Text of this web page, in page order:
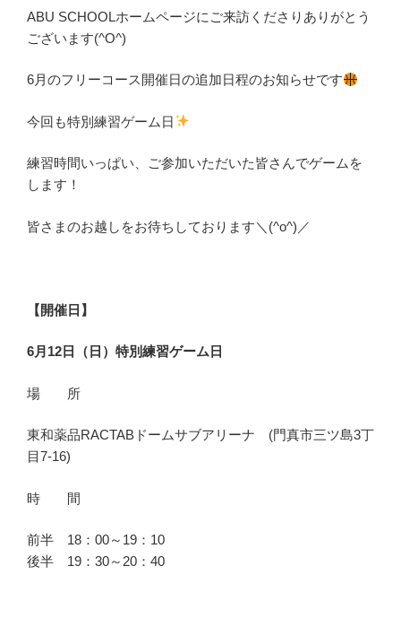
ABU SCHOOLホームページにご来訪くださりありがとう
ございます(^O^)
6月のフリーコース開催日の追加日程のお知らせです
今回も特別練習ゲーム日
練習時間いっぱい、ご参加いただいた皆さんでゲームを
します！
皆さまのお越しをお待ちしております＼(^o^)／
【開催日】
6月12 日（日）特別練習ゲーム日
場 所
東和薬品RACTABドームサブアリーナ (門真市三ツ島3丁
目7-16)
時 間
前半 18：00～19：10
後半 19：30～20：40